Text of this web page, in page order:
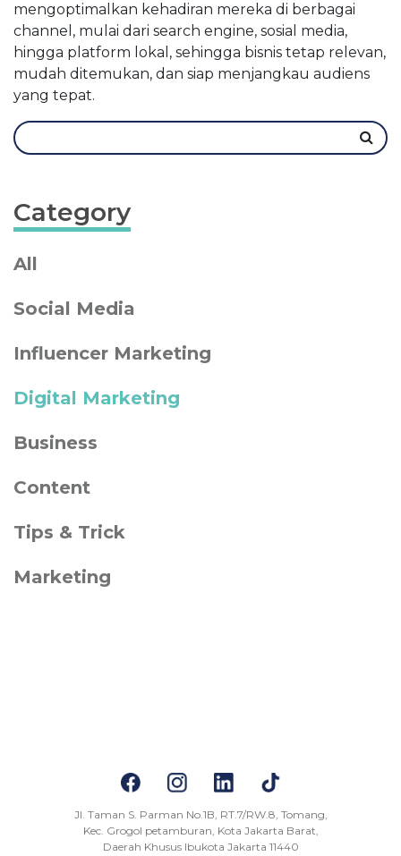
mengoptimalkan kehadiran mereka di berbagai
channel, mulai dari search engine, sosial media,
hingga platform lokal, sehingga bisnis tetap relevan,
mudah ditemukan, dan siap menjangkau audiens
yang tepat.
Category
All
Social Media
Influencer Marketing
Digital Marketing
Business
Content
Tips & Trick
Marketing
Jl. Taman S. Parman No.1B, RT.7/RW.8, Tomang,
Kec. Grogol petamburan, Kota Jakarta Barat,
Daerah Khusus Ibukota Jakarta 11440